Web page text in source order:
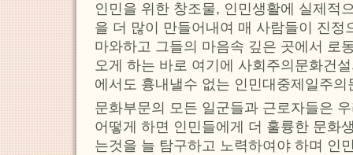
인민을 위한 창조물, 인민생활에 실제적
을 더 많이 만들어내여 매 사람들이 진정
마와하고 그들의 마음속 깊은 곳에서 로
오게 하는 바로 여기에 사회주의문화건
에서도 흉내낼수 없는 인민대중제일주
문화부문의 모든 일군들과 근로자들은
어떻게 하면 인민들에게 더 훌륭한 문화
는것을 늘 탐구하고 노력하여야 하며 인